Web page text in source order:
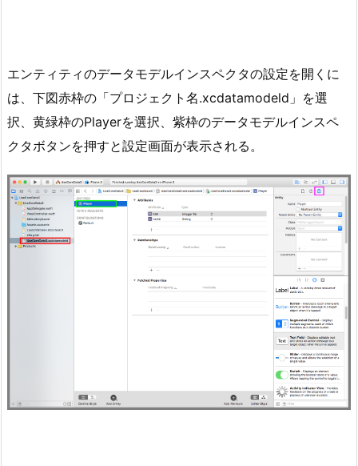
エンティティのデータモデルインスペクタの設定を開くに
は、下図赤枠の「プロジェクト名.xcdatamodeld」を選
択、黄緑枠のPlayerを選択、紫枠のデータモデルインスペ
クタボタンを押すと設定画面が表示される。